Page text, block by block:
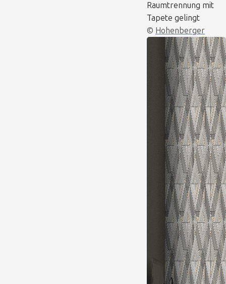
Raumtrennung mit
Tapete gelingt
© Hohenberger